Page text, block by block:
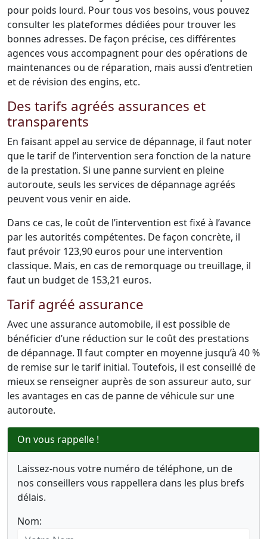
pour poids lourd. Pour tous vos besoins, vous pouvez
consulter les plateformes dédiées pour trouver les
bonnes adresses. De façon précise, ces différentes
agences vous accompagnent pour des opérations de
maintenances ou de réparation, mais aussi d’entretien
et de révision des engins, etc.
Des tarifs agréés assurances et
transparents
En faisant appel au service de dépannage, il faut noter
que le tarif de l’intervention sera fonction de la nature
de la prestation. Si une panne survient en pleine
autoroute, seuls les services de dépannage agréés
peuvent vous venir en aide.
Dans ce cas, le coût de l’intervention est fixé à l’avance
par les autorités compétentes. De façon concrète, il
faut prévoir 123,90 euros pour une intervention
classique. Mais, en cas de remorquage ou treuillage, il
faut un budget de 153,21 euros.
Tarif agréé assurance
Avec une assurance automobile, il est possible de
bénéficier d’une réduction sur le coût des prestations
de dépannage. Il faut compter en moyenne jusqu’à 40 %
de remise sur le tarif initial. Toutefois, il est conseillé de
mieux se renseigner auprès de son assureur auto, sur
les avantages en cas de panne de véhicule sur une
autoroute.
On vous rappelle !
Laissez-nous votre numéro de téléphone, un de
nos conseillers vous rappellera dans les plus brefs
délais.
Nom: